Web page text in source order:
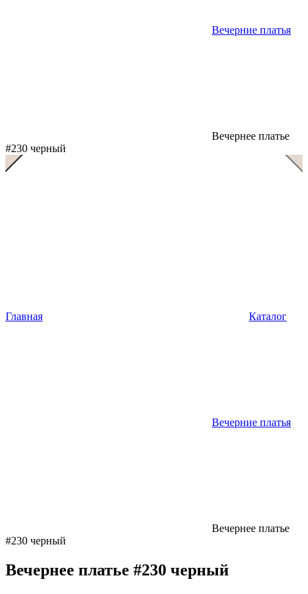
Вечерние платья
Вечернее платье
#230 черный
Главная Каталог
Вечерние платья
Вечернее платье
#230 черный
Вечернее платье #230 черный